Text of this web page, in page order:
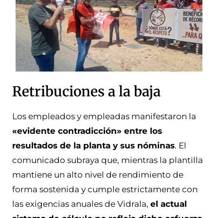
Retribuciones a la baja
Los empleados y empleadas manifestaron la
«evidente contradicción» entre los
resultados de la planta y sus nóminas. El
comunicado subraya que, mientras la plantilla
mantiene un alto nivel de rendimiento de
forma sostenida y cumple estrictamente con
las exigencias anuales de Vidrala, el actual